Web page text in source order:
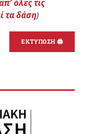
όλες τις
τα δάση)
ΕΚΤΥΠΩΣΗ 🖨